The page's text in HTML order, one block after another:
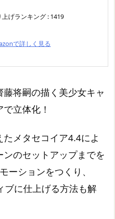
上げランキング : 1419
で詳しく見る
将嗣の描く美少女キャ
立体化！
メタセコイア4.4によ
ンのセットアップまでを
ーションをつくり、
ブに仕上げる方法も解